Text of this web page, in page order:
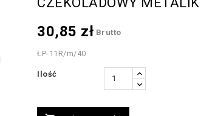
30,85 zł Brutto
ŁP-11R/m/40
Ilość